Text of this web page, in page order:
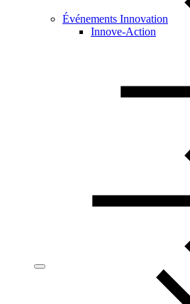
Événements Innovation
Innove-Action